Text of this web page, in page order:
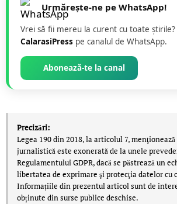
Urmărește-ne pe WhatsApp!
Vrei să fii mereu la curent cu toate
CalarasiPress pe canalul de WhatsApp.
Abonează-te la canal
Precizări:
Legea 190 din 2018, la articolul 7,
jurnalistică este exonerată de la unele
Regulamentului GDPR, dacă se păstrează un
libertatea de exprimare şi protecţia datelor cu
Informațiile din prezentul articol sunt de
obținute din surse publice deschise.